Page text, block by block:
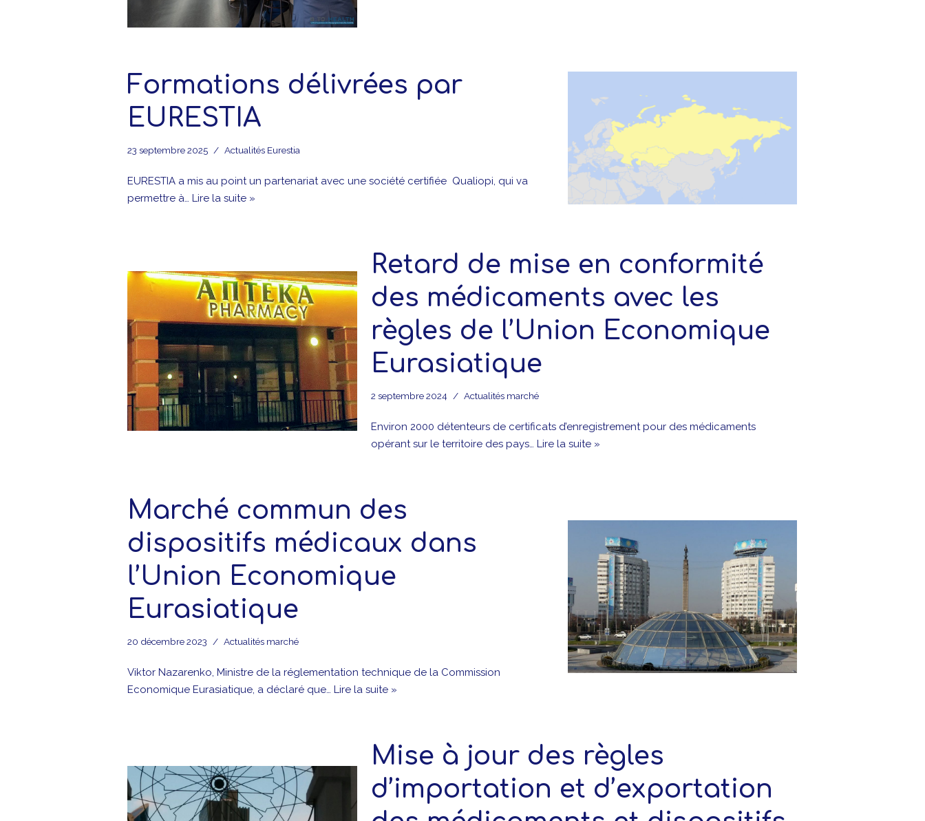
Formations délivrées par
EURESTIA
23 septembre 2025 Actualités Eurestia
EURESTIA a mis au point un partenariat avec une société certifiée Qualiopi, qui va
permettre à… Lire la suite »
Retard de mise en conformité
des médicaments avec les
règles de l’Union Economique
Eurasiatique
2 septembre 2024 Actualités marché
Environ 2000 détenteurs de certificats d’enregistrement pour des médicaments
opérant sur le territoire des pays… Lire la suite »
Marché commun des
dispositifs médicaux dans
l’Union Economique
Eurasiatique
20 décembre 2023 Actualités marché
Viktor Nazarenko, Ministre de la réglementation technique de la Commission
Economique Eurasiatique, a déclaré que… Lire la suite »
Mise à jour des règles
d’importation et d’exportation